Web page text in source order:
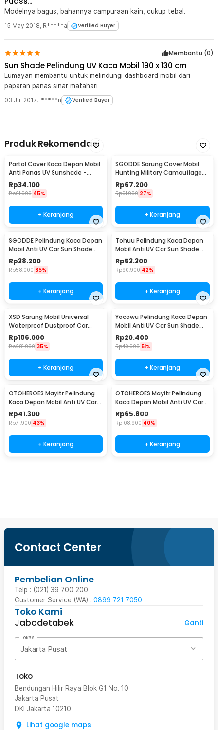
Modelnya bagus, bahannya campuraan kain, cukup tebal.
15 May 2018, R*****a Verified Buyer
Membantu (0)
Sun Shade Pelindung UV Kaca Mobil 190 x 130 cm
Lumayan membantu untuk melindungi dashboard mobil dari
paparan panas sinar matahari
03 Jul 2017, I*****n Verified Buyer
Produk Rekomendasi
Partol Cover Kaca Depan Mobil
Anti Panas UV Sunshade -
CK350
Rp34.100
Rp61.900 45%
+ Keranjang
SGODDE Sarung Cover Mobil
Hunting Military Camouflage
Nets 4x2M - GE211
Rp67.200
Rp91.900 27%
+ Keranjang
SGODDE Pelindung Kaca Depan
Mobil Anti UV Car Sun Shade
208x120cm - CK300
Rp38.200
Rp58.000 35%
+ Keranjang
Tohuu Pelindung Kaca Depan
Mobil Anti UV Car Sun Shade
145x79cm - CK200
Rp53.300
Rp90.900 42%
+ Keranjang
XSD Sarung Mobil Universal
Waterproof Dustproof Car
Cover Double Layer SUV/JEEP
YXL - CT400
Rp186.000
Rp281.900 35%
+ Keranjang
Yocowu Pelindung Kaca Depan
Mobil Anti UV Car Sun Shade
150x70cm - CK250
Rp20.400
Rp40.900 51%
+ Keranjang
OTOHEROES Mayitr Pelindung
Kaca Depan Mobil Anti UV Car
Sun Shade 200x100cm - CK150
Rp41.300
Rp71.900 43%
+ Keranjang
OTOHEROES Mayitr Pelindung
Kaca Depan Mobil Anti UV Car
Sun Shade 192x126cm - CK150
Rp65.800
Rp108.900 40%
+ Keranjang
Contact Center
Pembelian Online
Telp : (021) 39 700 200
Customer Service (WA) : 0899 721 7050
Toko Kami
Jabodetabek
Ganti
Lokasi
Jakarta Pusat
Toko
Bendungan Hilir Raya Blok G1 No. 10
Jakarta Pusat
DKI Jakarta 10210
Lihat google maps